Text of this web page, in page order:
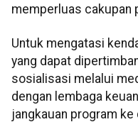
memperluas cakupan
Untuk mengatasi
yang dapat
sosialisasi melalui
dengan lembaga
jangkauan program